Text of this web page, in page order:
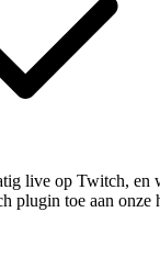
live op Twitch, en
plugin toe aan onze